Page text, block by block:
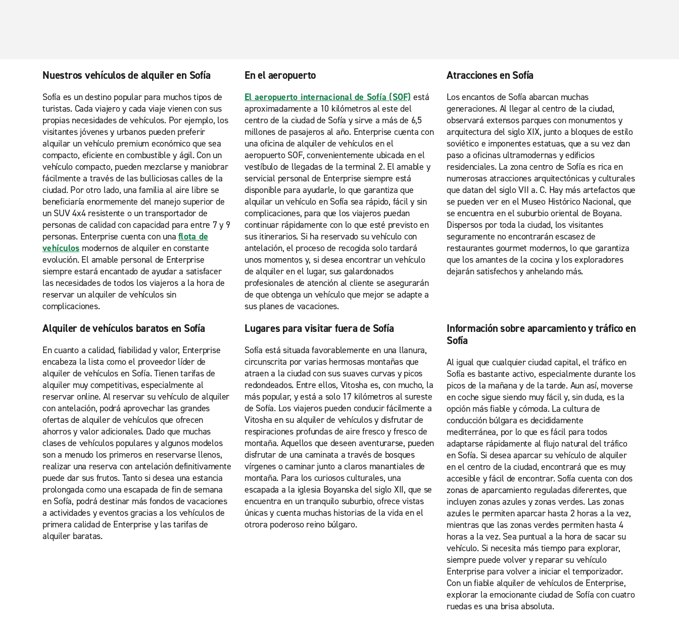
Nuestros vehículos de alquiler en Sofía
Sofía es un destino popular para muchos tipos de
turistas. Cada viajero y cada viaje vienen con sus
propias necesidades de vehículos. Por ejemplo, los
visitantes jóvenes y urbanos pueden preferir
alquilar un vehículo premium económico que sea
compacto, eficiente en combustible y ágil. Con un
vehículo compacto, pueden mezclarse y maniobrar
fácilmente a través de las bulliciosas calles de la
ciudad. Por otro lado, una familia al aire libre se
beneficiaría enormemente del manejo superior de
un SUV 4x4 resistente o un transportador de
personas de calidad con capacidad para entre 7 y 9
personas. Enterprise cuenta con una flota de
vehículos modernos de alquiler en constante
evolución. El amable personal de Enterprise
siempre estará encantado de ayudar a satisfacer
las necesidades de todos los viajeros a la hora de
reservar un alquiler de vehículos sin
complicaciones.
En el aeropuerto
El aeropuerto internacional de Sofía (SOF) está
aproximadamente a 10 kilómetros al este del
centro de la ciudad de Sofía y sirve a más de 6,5
millones de pasajeros al año. Enterprise cuenta con
una oficina de alquiler de vehículos en el
aeropuerto SOF, convenientemente ubicada en el
vestíbulo de llegadas de la terminal 2. El amable y
servicial personal de Enterprise siempre está
disponible para ayudarle, lo que garantiza que
alquilar un vehículo en Sofía sea rápido, fácil y sin
complicaciones, para que los viajeros puedan
continuar rápidamente con lo que esté previsto en
sus itinerarios. Si ha reservado su vehículo con
antelación, el proceso de recogida solo tardará
unos momentos y, si desea encontrar un vehículo
de alquiler en el lugar, sus galardonados
profesionales de atención al cliente se asegurarán
de que obtenga un vehículo que mejor se adapte a
sus planes de vacaciones.
Atracciones en Sofía
Los encantos de Sofía abarcan muchas
generaciones. Al llegar al centro de la ciudad,
observará extensos parques con monumentos y
arquitectura del siglo XIX, junto a bloques de estilo
soviético e imponentes estatuas, que a su vez dan
paso a oficinas ultramodernas y edificios
residenciales. La zona centro de Sofía es rica en
numerosas atracciones arquitectónicas y culturales
que datan del siglo VII a. C. Hay más artefactos que
se pueden ver en el Museo Histórico Nacional, que
se encuentra en el suburbio oriental de Boyana.
Dispersos por toda la ciudad, los visitantes
seguramente no encontrarán escasez de
restaurantes gourmet modernos, lo que garantiza
que los amantes de la cocina y los exploradores
dejarán satisfechos y anhelando más.
Alquiler de vehículos baratos en Sofía
En cuanto a calidad, fiabilidad y valor, Enterprise
encabeza la lista como el proveedor líder de
alquiler de vehículos en Sofía. Tienen tarifas de
alquiler muy competitivas, especialmente al
reservar online. Al reservar su vehículo de alquiler
con antelación, podrá aprovechar las grandes
ofertas de alquiler de vehículos que ofrecen
ahorros y valor adicionales. Dado que muchas
clases de vehículos populares y algunos modelos
son a menudo los primeros en reservarse llenos,
realizar una reserva con antelación definitivamente
puede dar sus frutos. Tanto si desea una estancia
prolongada como una escapada de fin de semana
en Sofía, podrá destinar más fondos de vacaciones
a actividades y eventos gracias a los vehículos de
primera calidad de Enterprise y las tarifas de
alquiler baratas.
Lugares para visitar fuera de Sofía
Sofía está situada favorablemente en una llanura,
circunscrita por varias hermosas montañas que
atraen a la ciudad con sus suaves curvas y picos
redondeados. Entre ellos, Vitosha es, con mucho, la
más popular, y está a solo 17 kilómetros al sureste
de Sofía. Los viajeros pueden conducir fácilmente a
Vitosha en su alquiler de vehículos y disfrutar de
respiraciones profundas de aire fresco y fresco de
montaña. Aquellos que deseen aventurarse, pueden
disfrutar de una caminata a través de bosques
vírgenes o caminar junto a claros manantiales de
montaña. Para los curiosos culturales, una
escapada a la iglesia Boyanska del siglo XII, que se
encuentra en un tranquilo suburbio, ofrece vistas
únicas y cuenta muchas historias de la vida en el
otrora poderoso reino búlgaro.
Información sobre aparcamiento y tráfico en
Sofía
Al igual que cualquier ciudad capital, el tráfico en
Sofía es bastante activo, especialmente durante los
picos de la mañana y de la tarde. Aun así, moverse
en coche sigue siendo muy fácil y, sin duda, es la
opción más fiable y cómoda. La cultura de
conducción búlgara es decididamente
mediterránea, por lo que es fácil para todos
adaptarse rápidamente al flujo natural del tráfico
en Sofía. Si desea aparcar su vehículo de alquiler
en el centro de la ciudad, encontrará que es muy
accesible y fácil de encontrar. Sofía cuenta con dos
zonas de aparcamiento reguladas diferentes, que
incluyen zonas azules y zonas verdes. Las zonas
azules le permiten aparcar hasta 2 horas a la vez,
mientras que las zonas verdes permiten hasta 4
horas a la vez. Sea puntual a la hora de sacar su
vehículo. Si necesita más tiempo para explorar,
siempre puede volver y reparar su vehículo
Enterprise para volver a iniciar el temporizador.
Con un fiable alquiler de vehículos de Enterprise,
explorar la emocionante ciudad de Sofía con cuatro
ruedas es una brisa absoluta.